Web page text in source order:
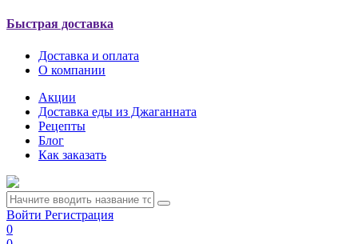
Быстрая доставка
Доставка и оплата
О компании
Акции
Доставка еды из Джаганната
Рецепты
Блог
Как заказать
Войти Регистрация
0